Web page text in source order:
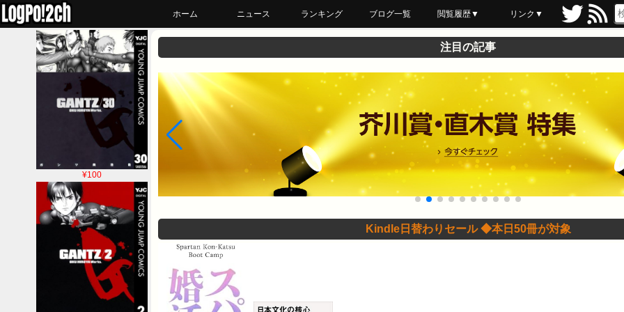
ホーム ニュース ランキング ブログ一覧 閲覧履歴▼
最近読んだ
あとで読む
ブックマーク
リンク▼
¥100
注目の記事
Kindle日替わりセール ◆本日50冊が対象